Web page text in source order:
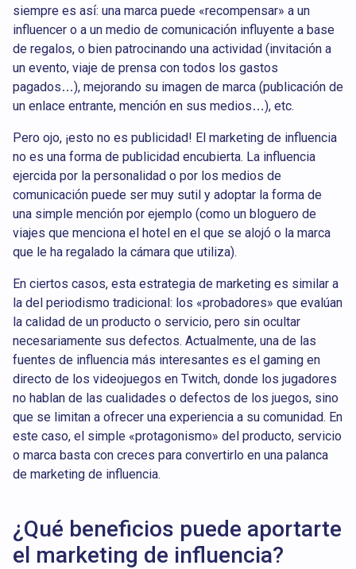
siempre es así: una marca puede «recompensar» a un
influencer o a un medio de comunicación influyente a base
de regalos, o bien patrocinando una actividad (invitación a
un evento, viaje de prensa con todos los gastos
pagados…), mejorando su imagen de marca (publicación de
un enlace entrante, mención en sus medios…), etc.
Pero ojo, ¡esto no es publicidad! El marketing de influencia
no es una forma de publicidad encubierta. La influencia
ejercida por la personalidad o por los medios de
comunicación puede ser muy sutil y adoptar la forma de
una simple mención por ejemplo (como un bloguero de
viajes que menciona el hotel en el que se alojó o la marca
que le ha regalado la cámara que utiliza).
En ciertos casos, esta estrategia de marketing es similar a
la del periodismo tradicional: los «probadores» que evalúan
la calidad de un producto o servicio, pero sin ocultar
necesariamente sus defectos. Actualmente, una de las
fuentes de influencia más interesantes es el gaming en
directo de los videojuegos en Twitch, donde los jugadores
no hablan de las cualidades o defectos de los juegos, sino
que se limitan a ofrecer una experiencia a su comunidad. En
este caso, el simple «protagonismo» del producto, servicio
o marca basta con creces para convertirlo en una palanca
de marketing de influencia.
¿Qué beneficios puede aportarte
el marketing de influencia?